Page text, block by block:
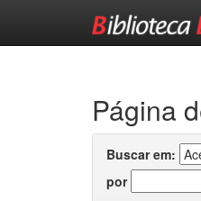
Página
Buscar em:
por